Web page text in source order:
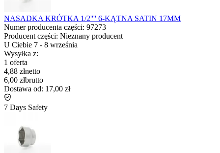
NASADKA KRÓTKA 1/2'''' 6-KĄTNA SATIN 17MM
Numer producenta części: 97273
Producent części: Nieznany producent
U Ciebie 7 - 8 września
Wysyłka z:
1 oferta
4,88 złnetto
6,00 złbrutto
Dostawa od: 17,00 zł
7 Days Safety